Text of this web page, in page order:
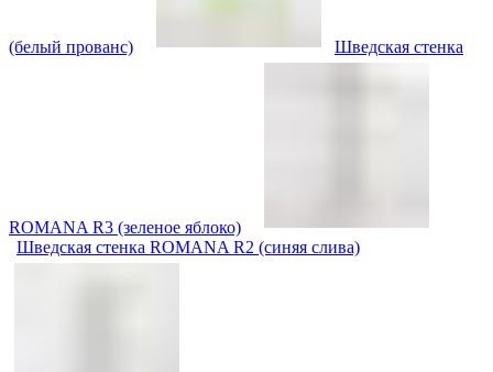
(белый прованс) Шведская стенка
ROMANA R3 (зеленое яблоко)
Шведская стенка ROMANA R2 (синяя слива)